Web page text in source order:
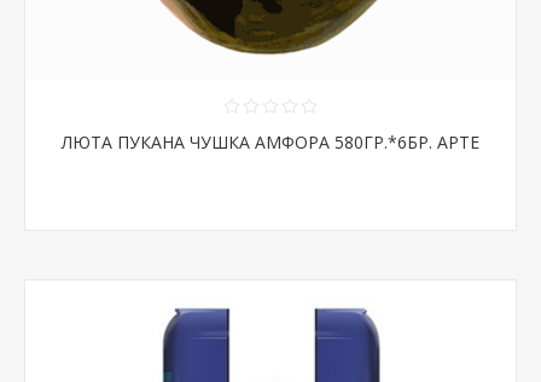
ЛЮТА ПУКАНА ЧУШКА АМФОРА 580ГР.*6БР. АРТЕ